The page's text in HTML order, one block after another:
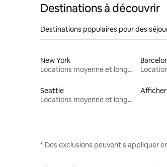
Destinations à découvrir
Destinations populaires pour des
New York
Locations moyenne et longue durée
Seattle
Locations moyenne et longue durée
* Des exclusions peuvent s'appliquer